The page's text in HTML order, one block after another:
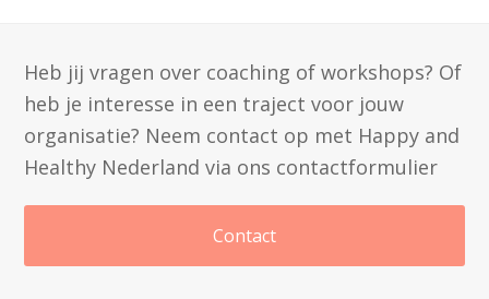
Heb jij vragen over coaching of workshops? Of
heb je interesse in een traject voor jouw
organisatie? Neem contact op met Happy and
Healthy Nederland via ons contactformulier
Contact